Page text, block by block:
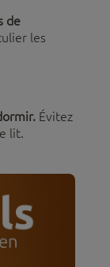
de
les
Évitez
lit.